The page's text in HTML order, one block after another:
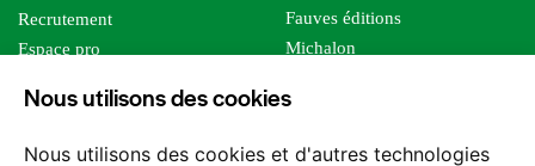
Nous utilisons des cookies
Nous utilisons des cookies et d'autres technologies
Recrutement
Espace pro
Foreign rights
Fauves éditions
Michalon
Editions Sutton